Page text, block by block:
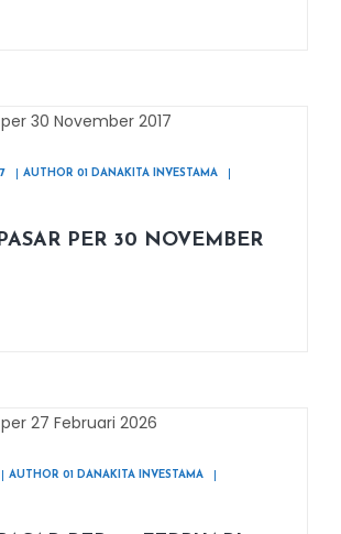
AUTHOR 01 DANAKITA INVESTAMA
PER 30 NOVEMBER
AUTHOR 01 DANAKITA INVESTAMA